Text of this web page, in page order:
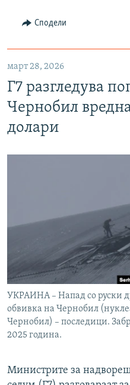
Сподели
март 28, 2026
Г7 разгледува
Чернобил
долари
УКРАИНА – Напад со руски
обвивка на Чернобил
Чернобил) – последици.
2025 година.
Министрите за